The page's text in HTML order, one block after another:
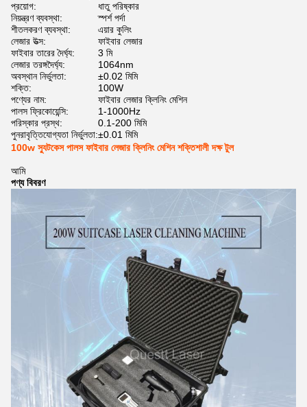
প্রয়োগ:
ধাতু পরিষ্কার
নিয়ন্ত্রণ ব্যবস্থা:
স্পর্শ পর্দা
শীতলকরণ ব্যবস্থা:
এয়ার কুলিং
লেজার উত্স:
ফাইবার লেজার
ফাইবার তারের দৈর্ঘ্য:
3 মি
লেজার তরঙ্গদৈর্ঘ্য:
1064nm
অবস্থান নির্ভুলতা:
±0.02 মিমি
শক্তি:
100W
পণ্যের নাম:
ফাইবার লেজার ক্লিনিং মেশিন
পালস ফ্রিকোয়েন্সি:
1-1000Hz
পরিস্কার প্রস্থ:
0.1-200 মিমি
পুনরাবৃত্তিযোগ্যতা নির্ভুলতা:±0.01 মিমি
100w স্যুটকেস পালস ফাইবার লেজার ক্লিনিং মেশিন শক্তিশালী দক্ষ টুল
আমি
পণ্য বিবরণ